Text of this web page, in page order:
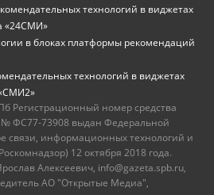
технологий в виджетах
«24СМИ»
в блоках платформы рекомендаций
технологий в виджетах
Регистрационный номер средства
ФС77-73908 выдан Федеральной
связи, информационных технологий и
12 октября 2018 года.
Алексеевич, info@gazeta.spb.ru,
АО "Открытые Медиа",